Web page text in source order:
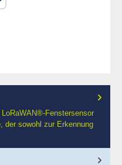
Fenstersensor
der sowohl zur Erkennung